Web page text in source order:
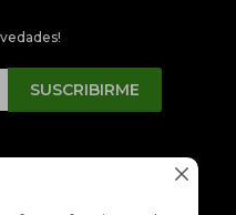

SUSCRIBIRME